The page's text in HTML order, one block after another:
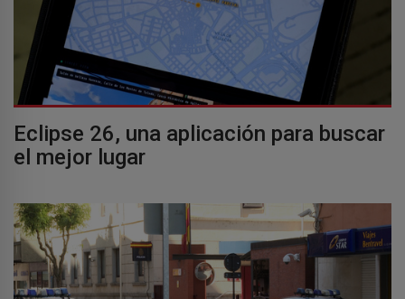
Eclipse 26, una aplicación para buscar
el mejor lugar